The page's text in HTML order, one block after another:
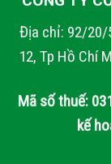
Địa chỉ: 92/20/
12, Tp Hồ Chí
Mã số thuế:
kế